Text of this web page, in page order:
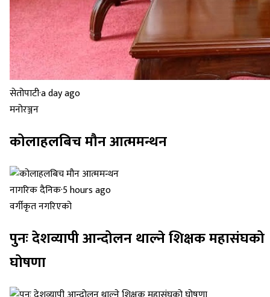
सेतोपाटी·a day ago
मनोरञ्जन
कोलाहलबिच मौन आत्ममन्थन
नागरिक दैनिक·5 hours ago
वर्गीकृत नगरिएको
पुनः देशव्यापी आन्दोलन थाल्ने शिक्षक महासंघको
घोषणा